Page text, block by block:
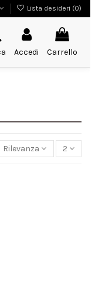
Lista desideri (0)
Accedi Carrello
Rilevanza 2